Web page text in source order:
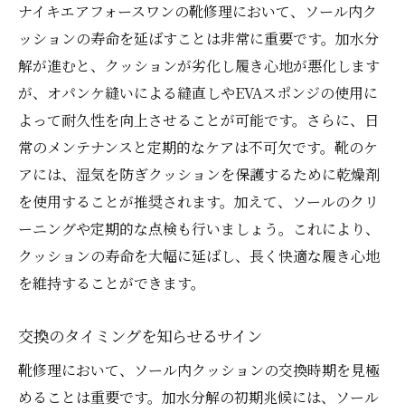
ナイキエアフォースワンの靴修理において、ソール内ク
ッションの寿命を延ばすことは非常に重要です。加水分
解が進むと、クッションが劣化し履き心地が悪化します
が、オパンケ縫いによる縫直しやEVAスポンジの使用に
よって耐久性を向上させることが可能です。さらに、日
常のメンテナンスと定期的なケアは不可欠です。靴のケ
アには、湿気を防ぎクッションを保護するために乾燥剤
を使用することが推奨されます。加えて、ソールのクリ
ーニングや定期的な点検も行いましょう。これにより、
クッションの寿命を大幅に延ばし、長く快適な履き心地
を維持することができます。
交換のタイミングを知らせるサイン
靴修理において、ソール内クッションの交換時期を見極
めることは重要です。加水分解の初期兆候には、ソール